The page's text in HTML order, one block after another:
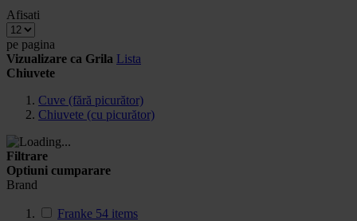
Afisati
pe pagina
Vizualizare ca Grila Lista
Chiuvete
Cuve (fără picurător)
Chiuvete (cu picurător)
Filtrare
Optiuni cumparare
Brand
Franke 54 items